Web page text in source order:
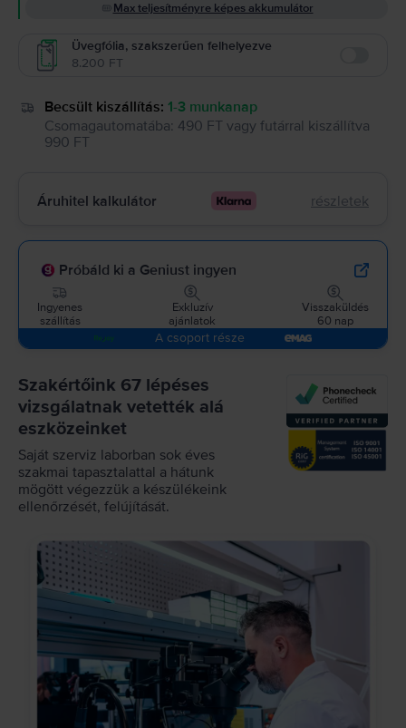
Max teljesítményre képes akkumulátor
Üvegfólia, szakszerűen felhelyezve
8.200 FT
Becsült kiszállítás: 1-3 munkanap
Csomagautomatába: 490 FT vagy futárral kiszállítva
990 FT
Áruhitel kalkulátor részletek
Próbáld ki a Geniust ingyen
Ingyenes
szállítás
Exkluzív
ajánlatok
Visszaküldés
60 nap
A csoport része
Szakértőink 67 lépéses
vizsgálatnak vetették alá
eszközeinket
Saját szerviz laborban sok éves
szakmai tapasztalattal a hátunk
mögött végezzük a készülékeink
ellenőrzését, felújítását.